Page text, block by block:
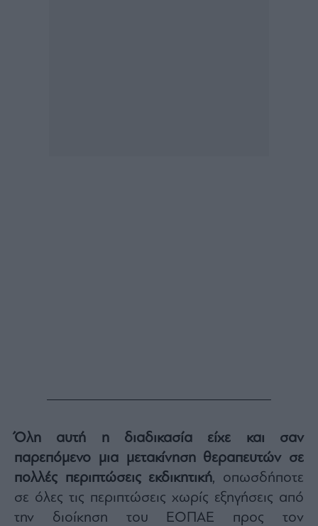
Όλη αυτή η διαδικασία είχε και σαν
παρεπόμενο μια μετακίνηση θεραπευτών σε
πολλές περιπτώσεις εκδικητική, οπωσδήποτε
σε όλες τις περιπτώσεις χωρίς εξηγήσεις από
την διοίκηση του ΕΟΠΑΕ προς τον